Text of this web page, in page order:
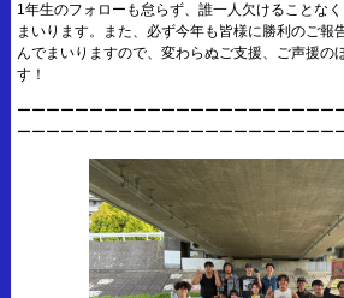
1年生のフォローも怠らず、誰一人欠けることな
まいります。また、必ず今年も皆様に勝利のご報
んでまいりますので、変わらぬご支援、ご声援の
す！
ーーーーーーーーーーーーーーーーーーーーーー
ーーーーーーーーーーーーーーーーーーーーーー